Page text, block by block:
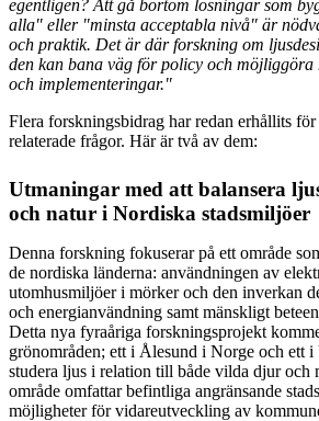
egentligen? Att gå bortom lösningar som
alla" eller "minsta acceptabla nivå" är
och praktik. Det är där forskning om
den kan bana väg för policy och möjliggöra
och implementeringar."
Flera forskningsbidrag har redan erhållits för
relaterade frågor. Här är två av dem:
Utmaningar med att balansera
och natur i Nordiska stadsmiljöer
Denna forskning fokuserar på ett område
de nordiska länderna: användningen av
utomhusmiljöer i mörker och den inverkan
och energianvändning samt mänskligt
Detta nya fyraåriga forskningsprojekt
grönområden; ett i Ålesund i Norge och ett i
studera ljus i relation till både vilda djur och
område omfattar befintliga angränsande
möjligheter för vidareutveckling av